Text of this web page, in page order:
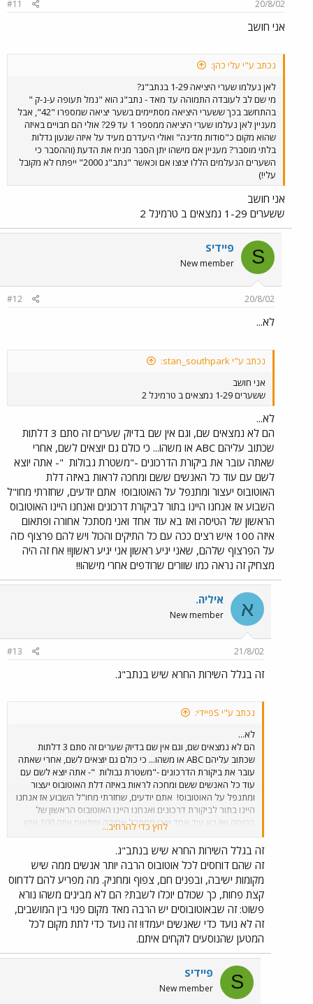
20/8/02
#11
אני חושב
נכתב ע"י עלי כהן:
לאן נעלמו שערי היציאה 1-29 בנתב"ג?
מי שם לב לעובדה התמוהה עד מאד - נתב"ג הוא "נמל תעופה ע-נ-ק "
בהתחשב בכך ששערי היציאה מסתיימים בשער יציאה שמספרו "42", אבל
מעניין לאן נעלמו שערי היציאה ממספר 1 עד 29? אולי הם חבויים באיזה
שהוא מקום כ"סודות מדינה" ואולי היעדרם מעיד על איזה שגעון גדלות
בלתי מוסבר? מעניין אם מישהו יתן הסבר מניח את הדעת (וההסבר כי
השערים הנעלמים הללו יצוצו אם וכאשר "נתב"ג 2000" ייפתח לא מקובל
עלי!)
אני חושב
ששערים 1-29 נמצאים ב טרמינל 2
S Sפיידי
New member
20/8/02
#12
לא...
נכתב ע"י stan_southpark:
אני חושב
ששערים 1-29 נמצאים ב טרמינל 2
לא...
הם לא נמצאים שם, וגם אין שם בדיוק שערים זה סתם 3 דלתות
שכתוב עליהם ABC או משהו... כי כולם גם יוצאים לשם, אחרי
שאתה עובר את ביקורת הדרכונים -"משטרת גבולות "- אתה יוצא
לשם עם עוד כל האנשים ששם ומחכה לראות באיזה דלת
האוטובוס יעצור ומתנפל על האוטובוס! אתם יודעים, שחזרתי מחו"ל
השבוע אז אנחנו היינו בתור לביקורת דרכונים ואנחנו היינו האוטובוס
הראשון של הטיסה ואז בא עוד אחד ואני מסתכל אחורה ופתאום
איזה 100 איש רצים ככה עם כל התיקים והכול ויש להם פרצוף כזה
על הפרצוף שלהם, שאני יגיע ראשון אני יגיע ראשון!! אח זה היה
מצחיק זה נראה כמו שוורים שרודפים אחרי מישהו!!
א איליה.
New member
21/8/02
#13
זה בגלל השירות החרא שיש בנתב"ג.
נכתב ע"י Sפיידי:
לא...
הם לא נמצאים שם, וגם אין שם בדיוק שערים זה סתם 3 דלתות
שכתוב עליהם ABC או משהו... כי כולם גם יוצאים לשם, אחרי שאתה
עובר את ביקורת הדרכונים -"משטרת גבולות "- אתה יוצא לשם עם
עוד כל האנשים ששם ומחכה לראות באיזה דלת האוטובוס יעצור
ומתנפל על האוטובוס! אתם יודעים, שחזרתי מחו"ל השבוע אז אנחנו
היינו בתור לביקורת דרכונים ואנחנו היינו האוטובוס הראשון של
הטיסה ואז בא עוד אחד ואני מסתכל אחורה ופתאום איזה 100 איש
רצים ככה עם כל התיקים והכול ויש להם פרצוף כזה על הפרצוף
שלהם, שאני יגיע ראשון אני יגיע ראשון!! אח זה היה מצחיק זה נראה
כמו שוורים שרודפים אחרי מישהו!!
לחץ כדי להרחיב...
זה בגלל השירות החרא שיש בנתב"ג.
זה שהם דוחסים לכל אוטובוס הרבה יותר אנשים ממה שיש
מקומות ישיבה, ובפנים חם, צפוף ומחניק. מה מפריע להם לדחוס
קצת פחות, כך שכולם יוכלו לשבת? הם לא מבינים משהו נורא
פשוט: זה שבאוטובוסים יש הרבה מאד מקום פנוי בין המושבים,
זה לא נועד כדי שאנשים יעמדו! זה נועד כדי לתת מקום לכל
המטען שהנוסעים לוקחים איתם.
S Sפיידי
New member